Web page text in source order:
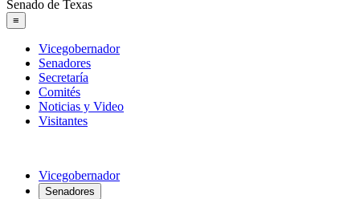
Senado de Texas
≡
Vicegobernador
Senadores
Secretaría
Comités
Noticias y Video
Visitantes
Vicegobernador
Senadores